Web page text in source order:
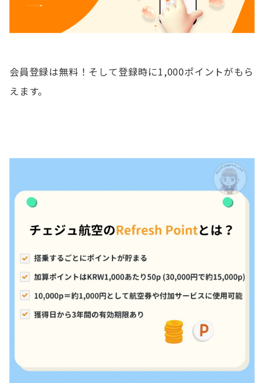
会員登録は無料！そして登録時に1,000ポイントがもら
えます。